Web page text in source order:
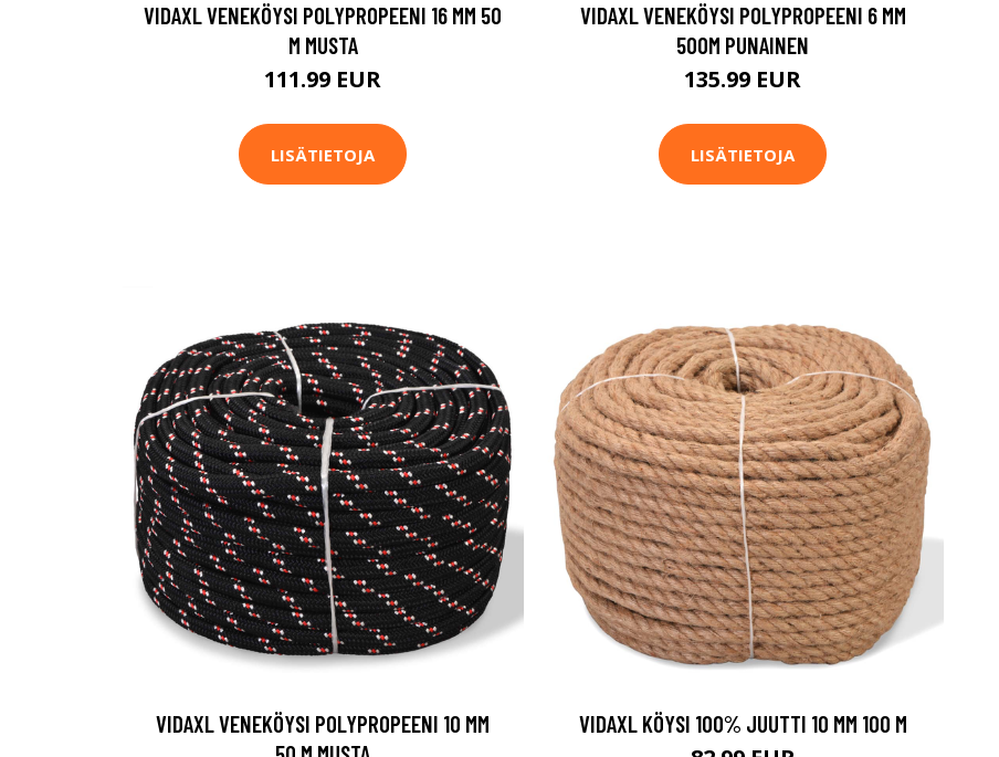
VIDAXL VENEKÖYSI POLYPROPEENI 16 MM 50
M MUSTA
111.99 EUR
LISÄTIETOJA
VIDAXL VENEKÖYSI POLYPROPEENI 6 MM
500M PUNAINEN
135.99 EUR
LISÄTIETOJA
VIDAXL VENEKÖYSI POLYPROPEENI 10 MM
VIDAXL KÖYSI 100% JUUTTI 10 MM 100 M